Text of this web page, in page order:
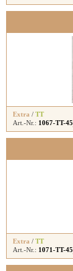
Extra / TT
Art.-Nr.: 1067-TT-45
Extra / TT
Art.-Nr.: 1071-TT-45